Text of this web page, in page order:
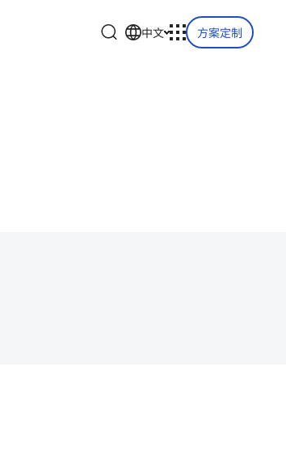
中文 方案定制